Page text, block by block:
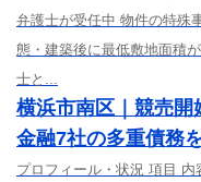
弁護士が受任中 物件の特殊
態・建築後に最低敷地面積
士と...
横浜市南区｜競売
金融7社の多重債務
プロフィール・状況 項目